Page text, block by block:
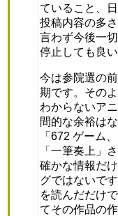
ていること、
投稿内容の多
言わず今後一
停止しても良
今は参院選の
期です。その
わからないア
間的な余裕は
「672 ゲーム
「一筆奏上」
確かな情報だ
グではないで
を読んだだけ
てその作品の